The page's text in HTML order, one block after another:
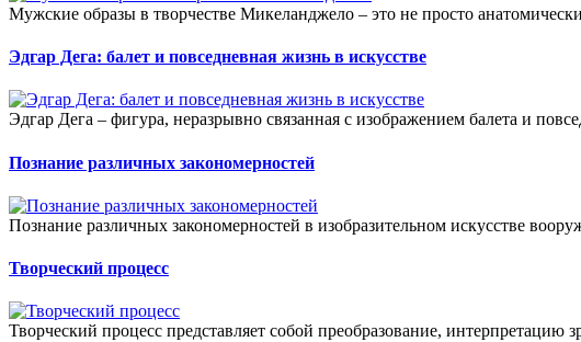
Мужские образы в творчестве Микеланджело – это не просто
Эдгар Дега: балет и повседневная жизнь в искусстве
Эдгар Дега – фигура, неразрывно связанная с изображением балета и
Познание различных закономерностей
Познание различных закономерностей в изобразительном искусстве
Творческий процесс
Творческий процесс представляет собой преобразование,